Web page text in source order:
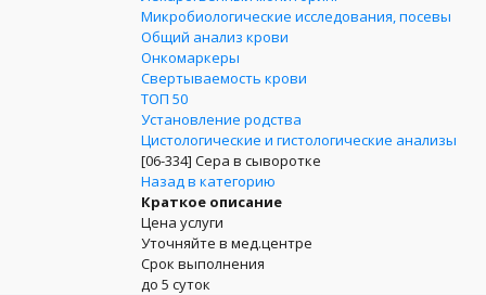
Микробиологические исследования, посевы
Общий анализ крови
Онкомаркеры
Свертываемость крови
ТОП 50
Установление родства
Цистологические и гистологические анализы
[06-334] Сера в сыворотке
Назад в категорию
Краткое описание
Цена услуги
Уточняйте в мед.центре
Срок выполнения
до 5 суток